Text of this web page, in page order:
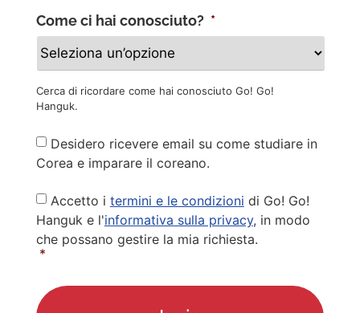
Come ci hai conosciuto? *
Cerca di ricordare come hai conosciuto Go! Go!
Hanguk.
Newsletter
Desidero ricevere email su come studiare in
Corea e imparare il coreano.
Privacy
Policy *
Accetto i termini e le condizioni di Go! Go!
Hanguk e l'informativa sulla privacy, in modo
che possano gestire la mia richiesta.
*